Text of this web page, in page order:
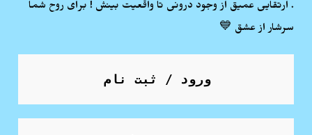
. ارتقایی عمیق از وجود درونی تا واقعیت بینش ! برای روح شما
سرشار از عشق 💙
ورود / ثبت نام